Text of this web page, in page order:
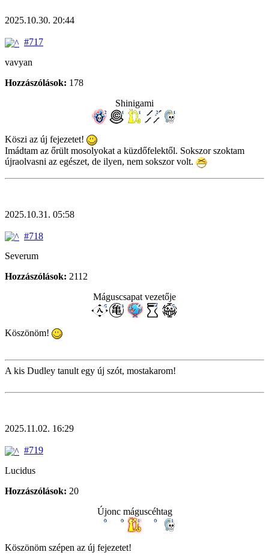
2025.10.30. 20:44
#717
vavyan
Hozzászólások: 178
Shinigami
Köszi az új fejezetet!
Imádtam az őrült mosolyokat a küzdőfelektől. Sokszor szoktam
újraolvasni az egészet, de ilyen, nem sokszor volt.
2025.10.31. 05:58
#718
Severum
Hozzászólások: 2112
Máguscsapat vezetője
Köszönöm!
A kis Dudley tanult egy új szót, mostakarom!
2025.11.02. 16:29
#719
Lucidus
Hozzászólások: 20
Újonc máguscéhtag
Köszönöm szépen az új fejezetet!